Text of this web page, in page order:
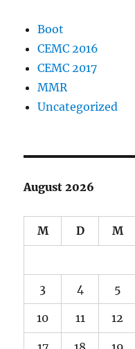
Boot
CEMC 2016
CEMC 2017
MMR
Uncategorized
August 2026
M D M
3 4 5
10 11 12